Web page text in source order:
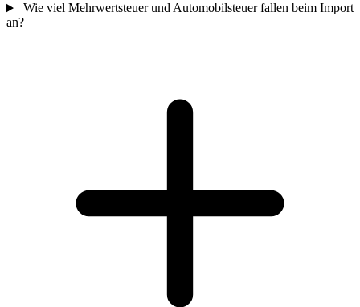
Wie viel Mehrwertsteuer und Automobilsteuer fallen beim Import
an?